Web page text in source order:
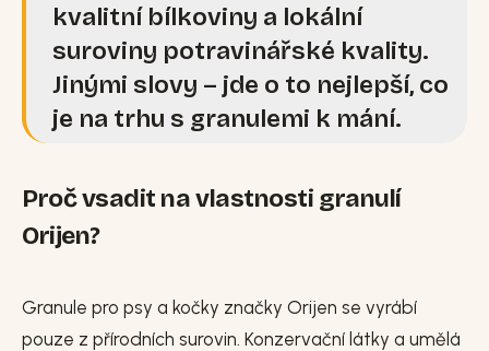
kvalitní bílkoviny a lokální
suroviny potravinářské kvality.
Jinými slovy – jde o to nejlepší, co
je na trhu s granulemi k mání.
Proč vsadit na vlastnosti granulí
Orijen?
Granule pro psy a kočky značky Orijen se vyrábí
pouze z přírodních surovin. Konzervační látky a umělá